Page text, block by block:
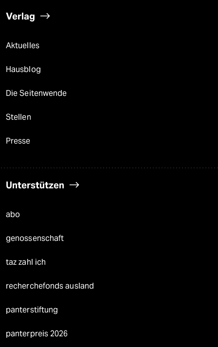
Verlag
Aktuelles
Hausblog
Die Seitenwende
Stellen
Presse
Unterstützen
abo
genossenschaft
taz zahl ich
recherchefonds ausland
panterstiftung
panterpreis 2026